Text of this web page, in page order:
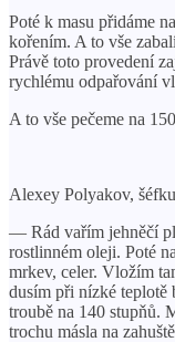
Poté k masu přidáme
kořením. A to vše
Právě toto provedení
rychlému odpařování
A to vše pečeme na
Alexey Polyakov,
— Rád vařím jehněčí
rostlinném oleji. Poté
mrkev, celer. Vložím
dusím při nízké
troubě na 140 stupňů.
trochu másla na